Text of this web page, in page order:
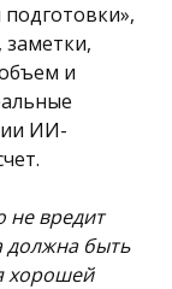
и
ИИ-
не вредит
должна быть
хорошей